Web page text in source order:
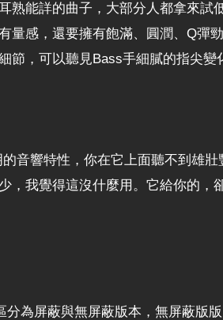
熟能詳的曲子，大部分人都拿來
量感，還要擁有飽滿、圓潤、Q
節，可以聽見Bass手細膩的指尖
音響特性，你在它上面聽不到雄
，我覺得這沒什麼用。它給你的
為屏蔽與無屏蔽版本，無屏蔽版